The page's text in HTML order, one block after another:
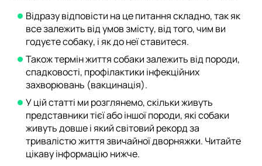
Відразу відповісти на це питання складно, так як
все залежить від умов змісту, від того, чим ви
годуєте собаку, і як до неї ставитеся.
Також термін життя собаки залежить від породи,
спадковості, профілактики інфекційних
захворювань (вакцинація).
У цій статті ми розглянемо, скільки живуть
представники тієї або іншої породи, які собаки
живуть довше і який світовий рекорд за
тривалістю життя звичайної дворняжки. Читайте
цікаву інформацію нижче.